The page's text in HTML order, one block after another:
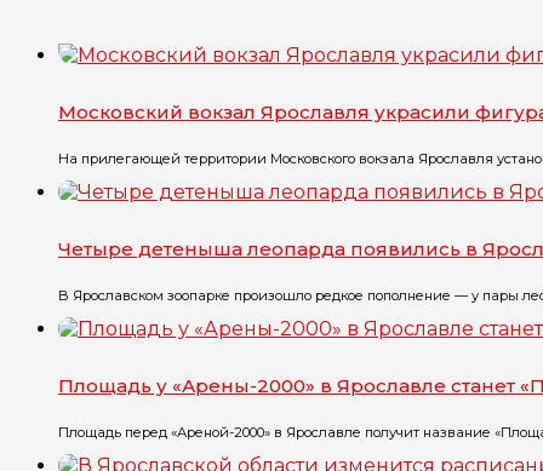
Московский вокзал Ярославля украсили
На прилегающей территории Московского вокзала Ярославля
Четыре детеныша леопарда появились в
В Ярославском зоопарке произошло редкое пополнение — у пары
Площадь у «Арены-2000» в Ярославле станет
Площадь перед «Ареной-2000» в Ярославле получит название